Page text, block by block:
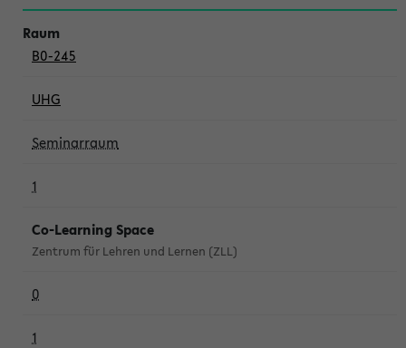
B0-245
UHG
Seminarraum
1
Co-Learning Space
Zentrum für Lehren und Lernen (ZLL)
0
1